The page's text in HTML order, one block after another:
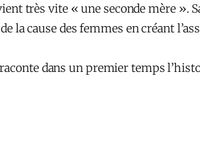
très vite « une seconde mère ».
la cause des femmes en créant
dans un premier temps